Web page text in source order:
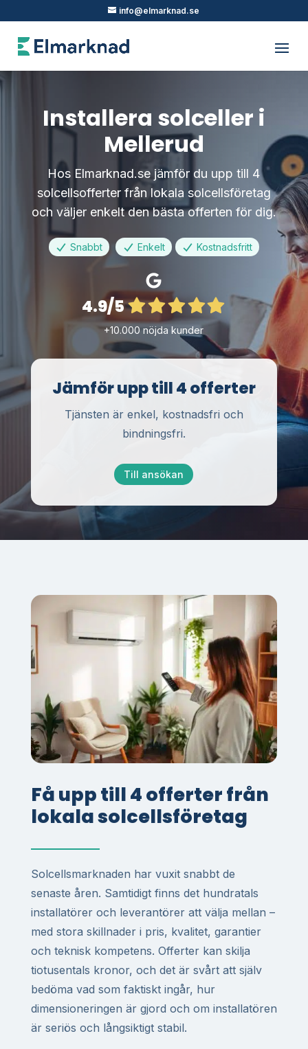
info@elmarknad.se
Installera solceller i
Mellerud
Hos Elmarknad.se jämför du upp till 4
solcellsofferter från lokala solcellsföretag
och väljer enkelt den bästa offerten för dig.
Snabbt Enkelt Kostnadsfritt
4.9/5
+10.000 nöjda kunder
Jämför upp till 4 offerter
Tjänsten är enkel, kostnadsfri och
bindningsfri.
Till ansökan
Få upp till 4 offerter från
lokala solcellsföretag
Solcellsmarknaden har vuxit snabbt de
senaste åren. Samtidigt finns det hundratals
installatörer och leverantörer att välja mellan –
med stora skillnader i pris, kvalitet, garantier
och teknisk kompetens. Offerter kan skilja
tiotusentals kronor, och det är svårt att själv
bedöma vad som faktiskt ingår, hur
dimensioneringen är gjord och om installatören
är seriös och långsiktigt stabil.